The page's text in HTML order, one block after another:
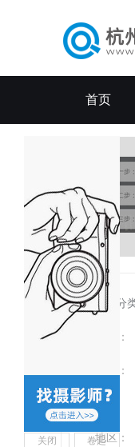
关闭 卷起
首页
所有分
：
：
地区 ：